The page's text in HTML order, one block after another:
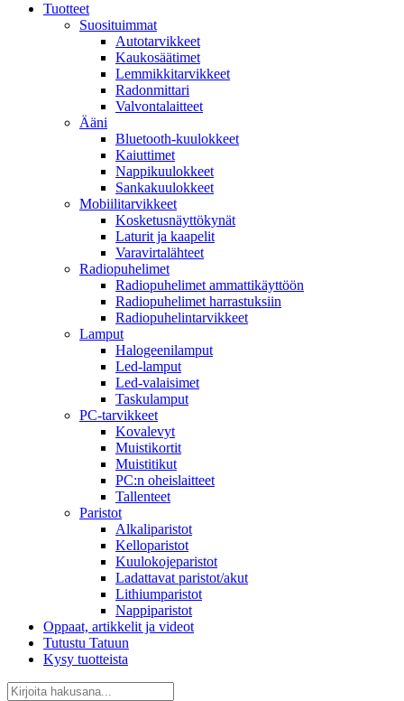
Tuotteet
Suosituimmat
Autotarvikkeet
Kaukosäätimet
Lemmikkitarvikkeet
Radonmittari
Valvontalaitteet
Ääni
Bluetooth-kuulokkeet
Kaiuttimet
Nappikuulokkeet
Sankakuulokkeet
Mobiilitarvikkeet
Kosketusnäyttökynät
Laturit ja kaapelit
Varavirtalähteet
Radiopuhelimet
Radiopuhelimet ammattikäyttöön
Radiopuhelimet harrastuksiin
Radiopuhelintarvikkeet
Lamput
Halogeenilamput
Led-lamput
Led-valaisimet
Taskulamput
PC-tarvikkeet
Kovalevyt
Muistikortit
Muistitikut
PC:n oheislaitteet
Tallenteet
Paristot
Alkaliparistot
Kelloparistot
Kuulokojeparistot
Ladattavat paristot/akut
Lithiumparistot
Nappiparistot
Oppaat, artikkelit ja videot
Tutustu Tatuun
Kysy tuotteista